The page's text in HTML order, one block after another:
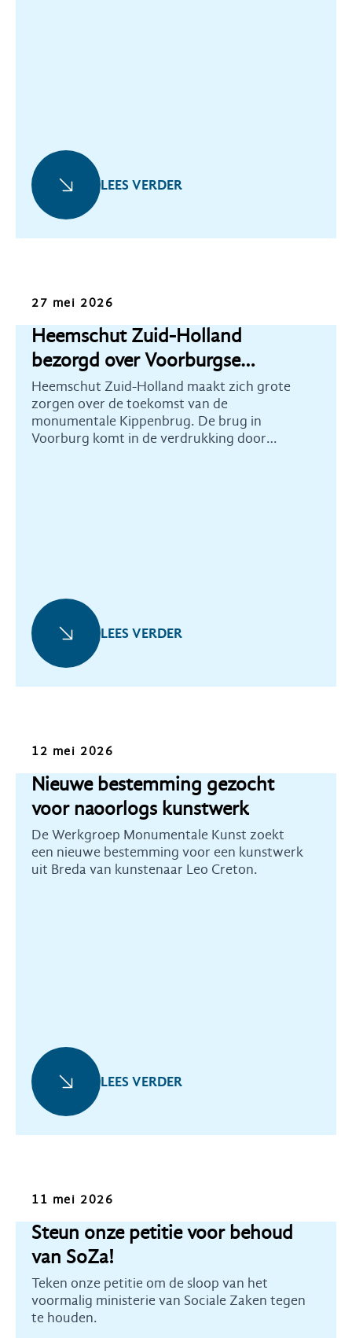
LEES VERDER
Nieuws
27 mei 2026
Heemschut Zuid-Holland
bezorgd over Voorburgse
Kippenbrug
Heemschut Zuid-Holland maakt zich grote
zorgen over de toekomst van de
monumentale Kippenbrug. De brug in
Voorburg komt in de verdrukking door
LEES VERDER
Oproep
12 mei 2026
Nieuwe bestemming gezocht
voor naoorlogs kunstwerk
De Werkgroep Monumentale Kunst zoekt
een nieuwe bestemming voor een kunstwerk
uit Breda van kunstenaar Leo Creton.
LEES VERDER
Oproep
11 mei 2026
Steun onze petitie voor behoud
van SoZa!
Teken onze petitie om de sloop van het
voormalig ministerie van Sociale Zaken tegen
te houden.